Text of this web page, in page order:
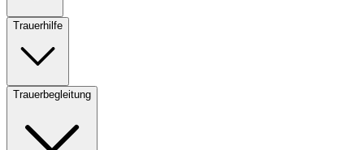
Trauerhilfe
Trauerbegleitung